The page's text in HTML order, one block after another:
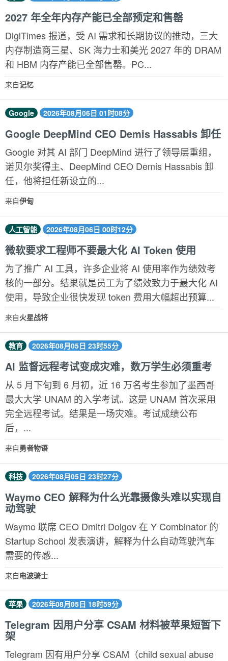
2027 年全年内存产能已全部预定和售罄
DigiTimes 报道，受 AI 需求和长期协议的推动，三大
内存制造商三星、SK 海力士和美光 2027 年的 DRAM
和 HBM 内存产能已全部售罄。PC...
来自记忆
Google 2026年08月06日 01时08分
Google DeepMind CEO Demis Hassabis 卸任
Google 对其 AI 部门 DeepMind 进行了领导层重组，
诺贝尔奖得主、DeepMind CEO Demis Hassabis 卸
任，他将担任新设立的...
来自伊甸
人工智能 2026年08月06日 00时12分
微软要求工程师不要最大化 AI Token 使用
为了推广 AI 工具，许多企业将 AI 使用率作为绩效考
核的一部分。结果就是员工为了绩效致力于最大化 AI
使用，导致企业很快发现 token 费用大幅超出预算...
来自火星战将
教育 2026年08月05日 23时55分
AI 监督远程考试变成灾难，数万学生必须重考
从 5 月下旬到 6 月初，近 16 万名考生参加了墨西哥
最大大学 UNAM 的入学考试。这是 UNAM 首次采用
完全远程考试。结果是一场灾难。考试成绩公布
后，...
来自勇者物语
科技 2026年08月05日 23时27分
Waymo CEO 解释为什么光靠摄像头难以实现自
动驾驶
Waymo 联席 CEO Dmitri Dolgov 在 Y Combinator 的
Startup School 发表演讲，解释为什么自动驾驶汽车
需要的传感...
来自电波骑士
苹果 2026年08月05日 18时59分
Telegram 因用户分享 CSAM 材料被苹果短暂下
架
Telegram 因有用户分享 CSAM（child ​sexual abuse